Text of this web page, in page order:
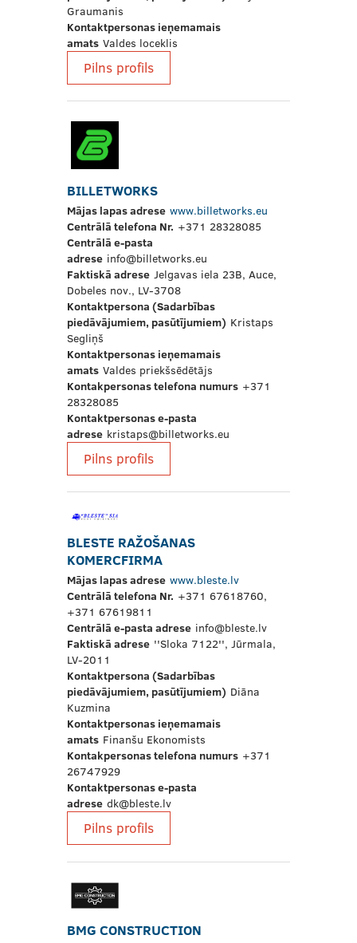
Graumanis
Kontaktpersonas ieņemamais
amats Valdes loceklis
Pilns profils
BILLETWORKS
Mājas lapas adrese www.billetworks.eu
Centrālā telefona Nr. +371 28328085
Centrālā e-pasta
adrese info@billetworks.eu
Faktiskā adrese Jelgavas iela 23B, Auce,
Dobeles nov., LV-3708
Kontaktpersona (Sadarbības
piedāvājumiem, pasūtījumiem) Kristaps
Segliņš
Kontaktpersonas ieņemamais
amats Valdes priekšsēdētājs
Kontakpersonas telefona numurs +371
28328085
Kontaktpersonas e-pasta
adrese kristaps@billetworks.eu
Pilns profils
BLESTE RAŽOŠANAS
KOMERCFIRMA
Mājas lapas adrese www.bleste.lv
Centrālā telefona Nr. +371 67618760,
+371 67619811
Centrālā e-pasta adrese info@bleste.lv
Faktiskā adrese ''Sloka 7122'', Jūrmala,
LV-2011
Kontaktpersona (Sadarbības
piedāvājumiem, pasūtījumiem) Diāna
Kuzmina
Kontaktpersonas ieņemamais
amats Finanšu Ekonomists
Kontakpersonas telefona numurs +371
26747929
Kontaktpersonas e-pasta
adrese dk@bleste.lv
Pilns profils
BMG CONSTRUCTION